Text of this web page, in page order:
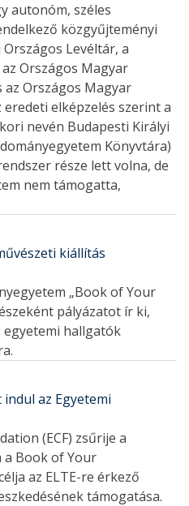
autonóm, széles
közgyűjteményi
Levéltár, a
Országos Magyar
az Országos Magyar
elképzelés szerint a
nevén Budapesti Királyi
Könyvtára)
része lett volna, de
nem támogatta,
kiállítás
„Book of Your
pályázatot ír ki,
hallgatók
az Egyetemi
(ECF) zsűrije a
Book of Your
az ELTE-re érkező
támogatása.